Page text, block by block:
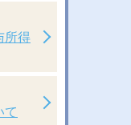
所得
て